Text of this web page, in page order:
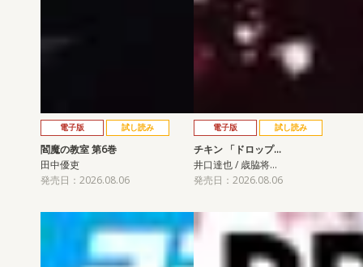
電子版 試し読み
閻魔の教室 第6巻
田中優吏
発売日：2026.08.06
電子版 試し読み
チキン 「ドロップ…
井口達也 / 歳脇将…
発売日：2026.08.06